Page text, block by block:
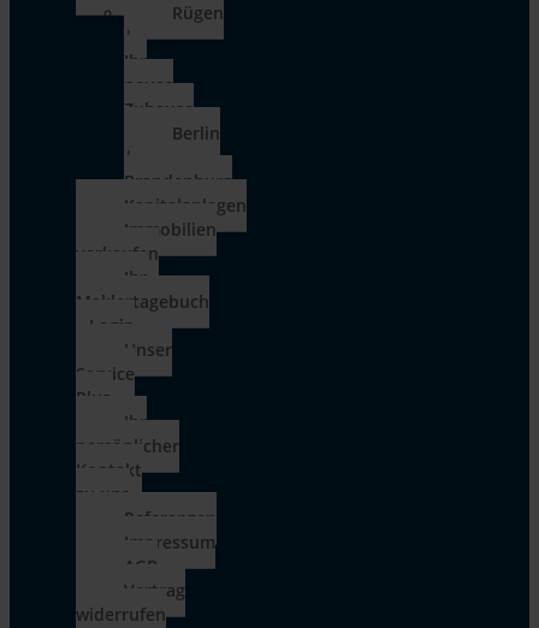
Rügen
|
Ihr
neues
Zuhause
Berlin
|
Brandenburg
Kapitalanlagen
Immobilien
verkaufen
Ihr
Maklertagebuch
– Login
Unser
Service
Plus
Ihr
persönlicher
Kontakt
zu uns
Referenzen
Impressum
AGB
Vertrag
widerrufen